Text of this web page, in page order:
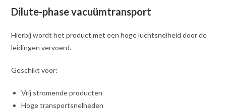
Dilute-phase vacuümtransport
Hierbij wordt het product met een hoge luchtsnelheid door de
leidingen vervoerd.
Geschikt voor:
Vrij stromende producten
Hoge transportsnelheden